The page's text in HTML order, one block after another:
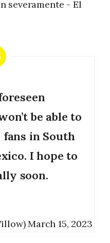
be able to
in South
I hope to
soon.
March 15, 2023